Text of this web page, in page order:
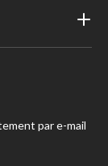
par e-mail